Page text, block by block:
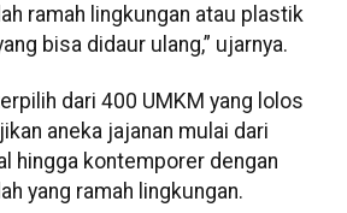
ramah lingkungan atau plastik
bisa didaur ulang,” ujarnya.
dari 400 UMKM yang lolos
aneka jajanan mulai dari
hingga kontemporer dengan
yang ramah lingkungan.